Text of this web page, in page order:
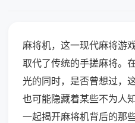
麻将机，这一现代麻将游
取代了传统的手搓麻将。
光的同时，是否曾想过，
也可能隐藏着某些不为人
一起揭开麻将机背后的那